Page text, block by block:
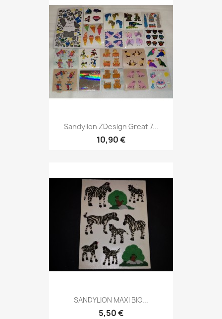
Sandylion ZDesign Great 7...
10,90 €
SANDYLION MAXI BIG...
5,50 €